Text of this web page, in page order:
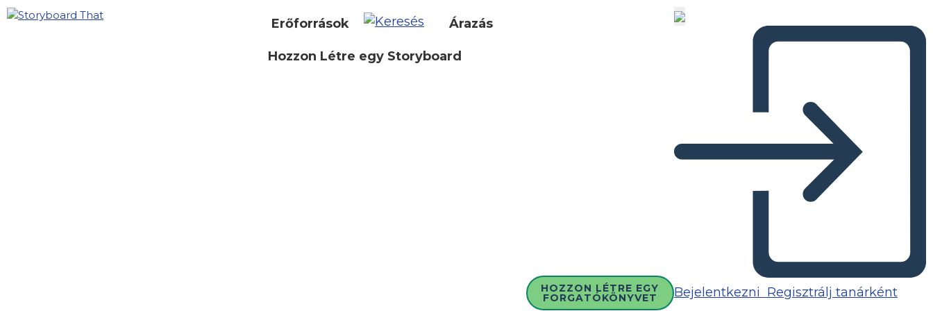
Erőforrások Árazás
Hozzon Létre egy Storyboard
HOZZON LÉTRE EGY
FORGATÓKÖNYVET Bejelentkezni Regisztrálj tanárként